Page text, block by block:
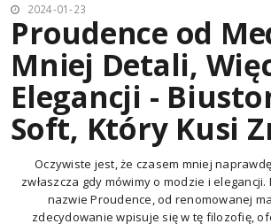
2024-01-23
Proudence od
Mniej Detali,
Elegancji -
Soft, Który Kusi
Oczywiste jest, że czasem mniej
zwłaszcza gdy mówimy o modzie i
nazwie Proudence, od renomowanej
zdecydowanie wpisuje się w tę filozofię,